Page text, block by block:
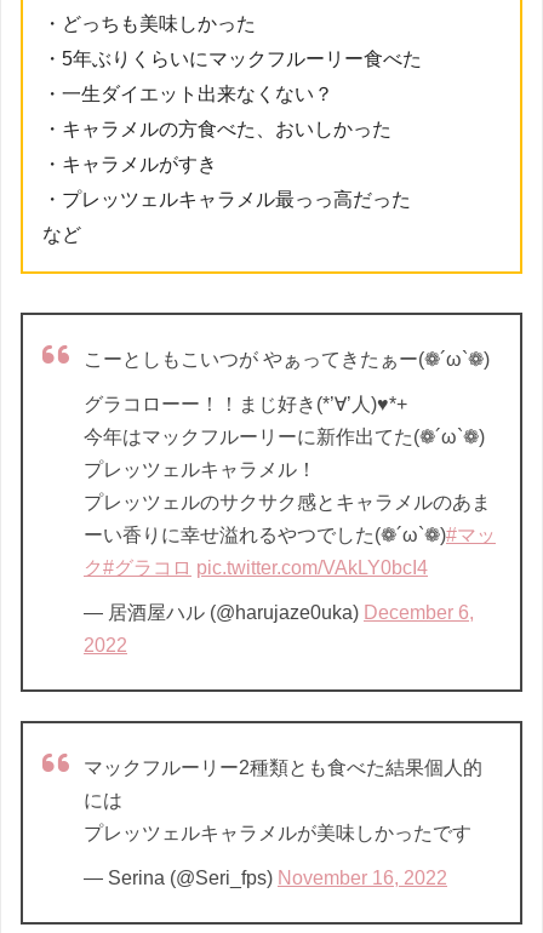
・どっちも美味しかった
・5年ぶりくらいにマックフルーリー食べた
・一生ダイエット出来なくない？
・ キャラメルの方食べた、おいしかった
・ キャラメルがすき
・ プレッツェルキャラメル最っっ高だった
など
こーとしもこいつが やぁってきたぁー(❁´ω`❁)
グラコローー！！まじ好き(*’∀’人)♥*+
今年はマックフルーリーに新作出てた(❁´ω`❁)
プレッツェルキャラメル！
プレッツェルのサクサク感とキャラメルのあま
ーい香りに幸せ溢れるやつでした(❁´ω`❁)#マッ
ク#グラコロ pic.twitter.com/VAkLY0bcI4
— 居酒屋ハル (@harujaze0uka) December 6,
2022
マックフルーリー2種類とも食べた結果個人的
には
プレッツェルキャラメルが美味しかったです
— Serina (@Seri_fps) November 16, 2022